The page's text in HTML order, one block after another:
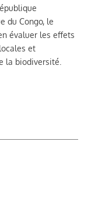
du Congo, le
évaluer les effets
et
la biodiversité.